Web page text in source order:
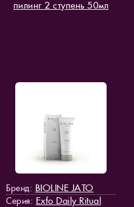
пилинг 2 ступень 50мл
Бренд: BIOLINE JATO
Серия: Exfo Daily Ritual